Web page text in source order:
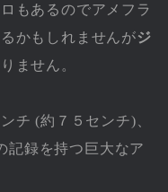
もあるのでアメフラ
かもしれませんがジ
ません。
チ (約７５センチ)、
記録を持つ巨大なア